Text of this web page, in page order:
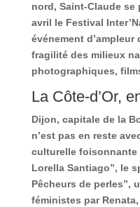
nord, Saint-Claude se
avril le Festival
événement
fragilité des milieux
photographiques,
La Côte-d’Or,
Dijon, capitale de la
n’est pas en reste
culturelle foisonnante
Lorella Santiago”, le
Pêcheurs de perles”,
féministes par